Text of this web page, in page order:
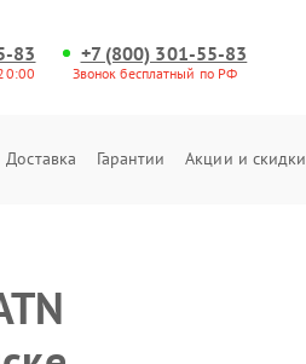
83 +7 (800) 301-55-83
Звонок бесплатный по РФ
Доставка Гарантии Акции и скидки